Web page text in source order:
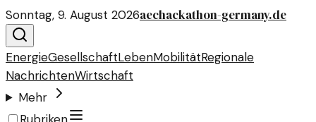
Sonntag, 9. August 2026aechackathon-germany.de
EnergieGesellschaftLebenMobilitätRegionale
NachrichtenWirtschaft
Mehr